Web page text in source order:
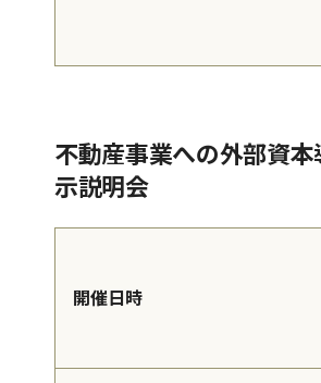
不動産事業への外部資
示説明会
開催日時